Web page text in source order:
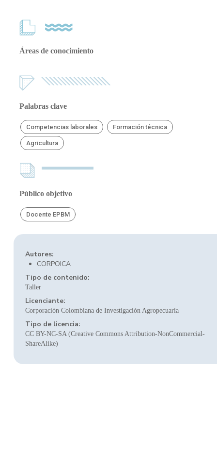
Áreas de conocimiento
Palabras clave
Competencias laborales Formación técnica
Agricultura
Público objetivo
Docente EPBM
Autores:
CORPOICA
Tipo de contenido:
Taller
Licenciante:
Corporación Colombiana de Investigación Agropecuaria
Tipo de licencia:
CC BY-NC-SA (Creative Commons Attribution-NonCommercial-
ShareAlike)